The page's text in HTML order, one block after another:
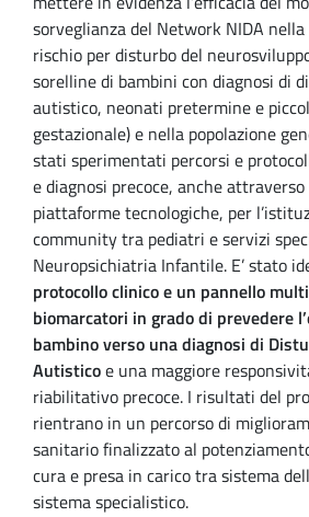
sorveglianza del Network NIDA
rischio per disturbo del
sorelline di bambini con diagnosi di
autistico, neonati pretermine e
gestazionale) e nella popolazione
stati sperimentati percorsi e
e diagnosi precoce, anche
piattaforme tecnologiche, per
community tra pediatri e servizi
Neuropsichiatria Infantile. E’ stato
protocollo clinico e un pannello
biomarcatori in grado di prevedere
bambino verso una diagnosi di
Autisticoe una maggiore
riabilitativo precoce. I risultati del
rientrano in un percorso di
sanitario finalizzato al
cura e presa in carico tra sistema
sistema specialistico.